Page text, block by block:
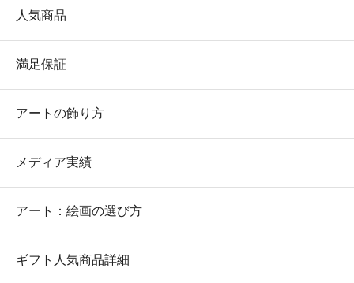
人気商品
満足保証
アートの飾り方
メディア実績
アート：絵画の選び方
ギフト人気商品詳細